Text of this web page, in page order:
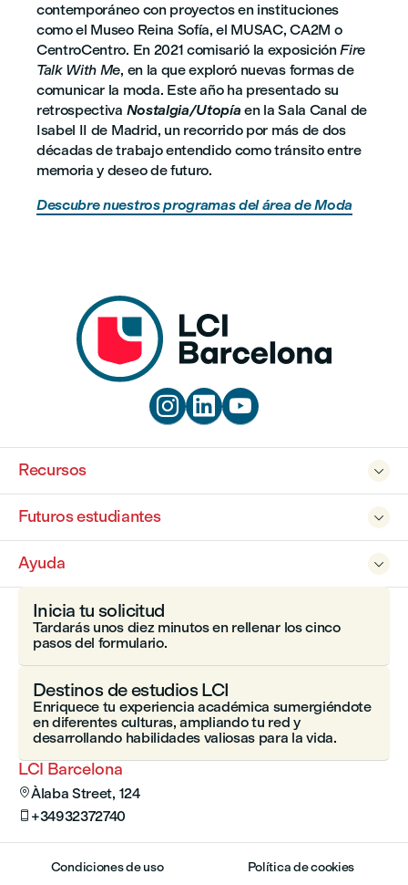
contemporáneo con proyectos en instituciones
como el Museo Reina Sofía, el MUSAC, CA2M o
CentroCentro. En 2021 comisarió la exposiciónFire
Talk With Me, en la que exploró nuevas formas de
comunicar la moda. Este año ha presentado su
retrospectiva Nostalgia/Utopíaen la Sala Canal de
Isabel II de Madrid, un recorrido por más de dos
décadas de trabajo entendido como tránsito entre
memoria y deseo de futuro.
Descubre nuestros programas del área de Moda
  

Recursos

Futuros estudiantes

Ayuda
LCI Barcelona
Àlaba Street, 124
 +34932372740
Inicia tu solicitud
Tardarás unos diez minutos en rellenar los cinco
pasos del formulario.
Destinos de estudios LCI
Enriquece tu experiencia académica sumergiéndote
en diferentes culturas, ampliando tu red y
desarrollando habilidades valiosas para la vida.
Condiciones de uso Política de cookies